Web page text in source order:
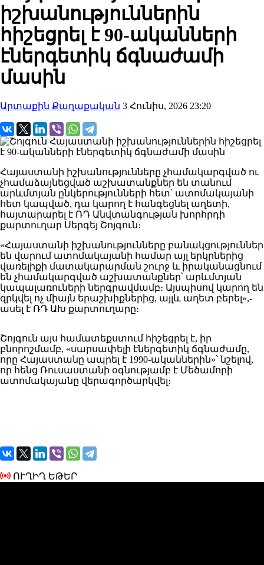
իշխանություններին
հիշեցրել է 90-ականների
էներգետիկ ճգնաժամի
մասին
Արտաքին Քաղաքական 3 Հունիս, 2026 23:20
Հայաստանի իշխանությունները չհամակարգված ու
չհամաձայնեցված աշխատանքներ են տանում
արևմտյան ընկերությունների հետ՝ ատոմակայանի
հետ կապված, դա կարող է հանգեցնել աղետի,
հայտարարել է ՌԴ Անվտանգության խորհրդի
քարտուղար Սերգեյ Շոյգուն։
«Հայաստանի իշխանությունները բանակցություններ
են վարում ատոմակայանի համար այլ երկրներից
վառելիքի մատակարարման շուրջ և իրականացնում
են չհամակարգված աշխատանքներ՝ արևմտյան
կապալառուների ներգրավմամբ։ Այսպիսով կարող են
զրկվել ոչ միայն երաշխիքներից, այլև աղետ բերել»,-
ասել է ՌԴ ԱԽ քարտուղարը։
Շոյգուն այս համատեքստում հիշեցրել է, իր
բնորոշմամբ, «սարսափելի էներգետիկ ճգնաժամը,
որը Հայաստանը ապրել է 1990-ականներին»՝ նշելով,
որ հենց Ռուսաստանի օգնությամբ է Մեծամորի
ատոմակայանը վերագործարկվել։
ՈՒՂԻՂ ԵԹԵՐ